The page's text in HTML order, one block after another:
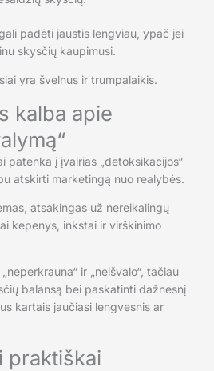
padėti jaustis lengviau, ypač jei
skysčių kaupimusi.
yra švelnus ir trumpalaikis.
kalba apie
patenka į įvairias „detoksikacijos“
atskirti marketingą nuo realybės.
atsakingas už nereikalingų
kepenys, inkstai ir virškinimo
ir „neišvalo“, tačiau
balansą bei paskatinti dažnesnį
kartais jaučiasi lengvesnis ar
praktiškai